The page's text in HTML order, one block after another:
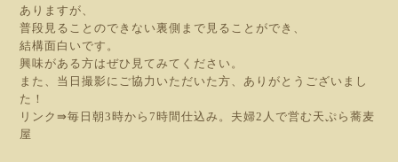
ありますが、
普段見ることのできない裏側まで見ることができ、
結構面白いです。
興味がある方はぜひ見てみてください。
また、当日撮影にご協力いただいた方、ありがとうございまし
た！
リンク⇛毎日朝3時から7時間仕込み。夫婦2人で営む天ぷら蕎麦
屋